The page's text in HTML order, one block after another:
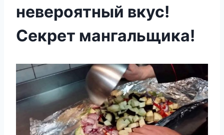
невероятный вкус!
Секрет мангальщика!